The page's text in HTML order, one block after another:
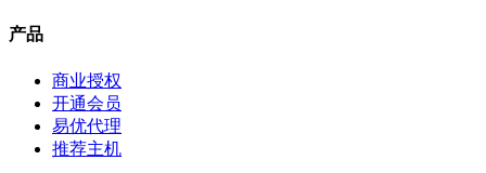
产品
商业授权
开通会员
易优代理
推荐主机